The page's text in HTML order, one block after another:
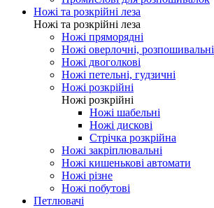
Ножі та розкрійні леза
Ножі та розкрійні леза
Ножі пряморядні
Ножі оверлочні, розпошивальні
Ножі двоголкові
Ножі петельні, гудзичні
Ножі розкрійні
Ножі розкрійні
Ножі шабельні
Ножі дискові
Стрічка розкрійна
Ножі закріплювальні
Ножі кишенькові автомати
Ножі різне
Ножі побутові
Петлювачі